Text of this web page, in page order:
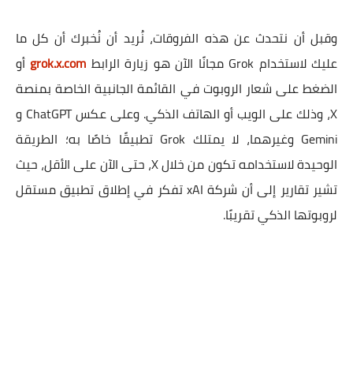
وقبل أن نتحدث عن هذه الفروقات، نُريد أن نُخبرك أن كل ما
عليك لاستخدام Grok مجانًا الآن هو زيارة الرابط
grok.x.comأو
الضغط على شعار الروبوت في القائمة الجانبية الخاصة بمنصة
X، وذلك على الويب أو الهاتف الذكي. وعلى عكس ChatGPT و
Gemini وغيرهما، لا يمتلك Grok تطبيقًا خاصًا به؛ الطريقة
الوحيدة لاستخدامه تكون من خلال X، حتى الآن على الأقل، حيث
تشير تقارير إلى أن شركة xAI تفكر في إطلاق تطبيق مستقل
لروبوتها الذكي تقريبًا.